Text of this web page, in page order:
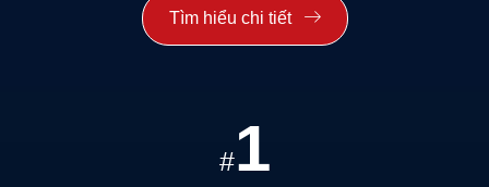
Tìm hiểu chi tiết
#1